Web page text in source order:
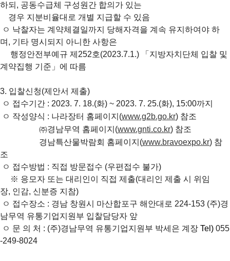
하되, 공동수급체 구성원간 합의가 있는
경우 지분비율대로 개별 지급할 수 있음
ㅇ 낙찰자는 계약체결일까지 당해자격을 계속 유지하여야 하
며, 기타 명시되지 아니한 사항은
행정안전부예규 제252호(2023.7.1.) 「지방자치단체 입찰 및
계약집행 기준」에 따름
3. 입찰신청(제안서 제출)
ㅇ 접수기간 : 2023. 7. 18.(화) ~ 2023. 7. 25.(화), 15:00까지
ㅇ 작성양식 : 나라장터 홈페이지 (www.g2b.go.kr) 참조
㈜경남무역 홈페이지 (www.gnti.co.kr) 참조
경남특산물박람회 홈페이지 (www.bravoexpo.kr) 참
조
ㅇ 접수방법 : 직접 방문접수 (우편접수 불가)
※ 응모자 또는 대리인이 직접 제출(대리인 제출 시 위임
장, 인감, 신분증 지참)
ㅇ 접수장소 : 경남 창원시 마산합포구 해안대로 224-153 (주)경
남무역 유통기업지원부 입찰담당자 앞
ㅇ 문 의 처 : (주)경남무역 유통기업지원부 박세은 계장 Tel) 055
-249-8024